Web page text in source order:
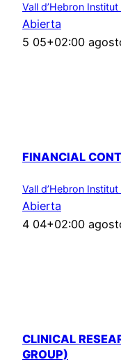
Vall d’Hebron
Abierta
5 05+02:00
FINANCIAL
Vall d’Hebron
Abierta
4 04+02:00
CLINICAL
GROUP)